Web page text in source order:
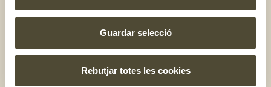
Guardar selecció
Rebutjar totes les cookies
farcir, posteriorment, el moniato. Acaba-ho amb una
mica de formatge feta. Una altra idea és aquest
moniato farcit amb llegums, alvocat i formatge